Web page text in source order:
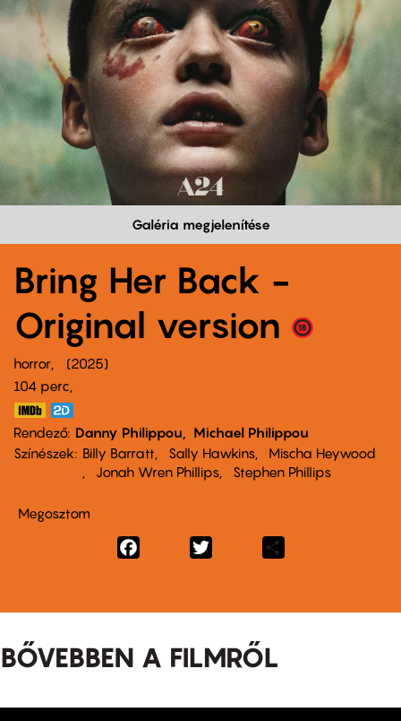
Galéria megjelenítése
Bring Her Back -
Original version
horror
2025
104 perc,
Rendező Danny Philippou
Michael Philippou
Színészek
Billy Barratt Sally Hawkins
Mischa Heywood
Jonah Wren Phillips
Stephen Phillips
Megosztom
Facebook
BŐVEBBEN A FILMRŐL